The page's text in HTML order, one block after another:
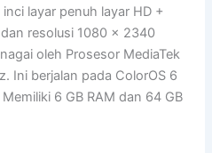
layar penuh layar HD +
resolusi 1080 × 2340
oleh Prosesor MediaTek
Ini berjalan pada ColorOS 6
6 GB RAM dan 64 GB